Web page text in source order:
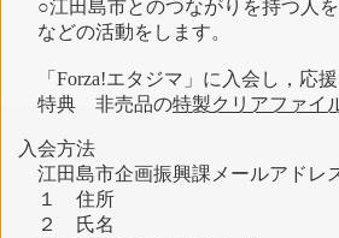
○江田島市とのつながりを持つ人
などの活動をします。
「Forza!エタジマ」に入会し，応
特典 非売品の特製クリアファイ
入会方法
江田島市企画振興課メールアドレ
１ 住所
２ 氏名